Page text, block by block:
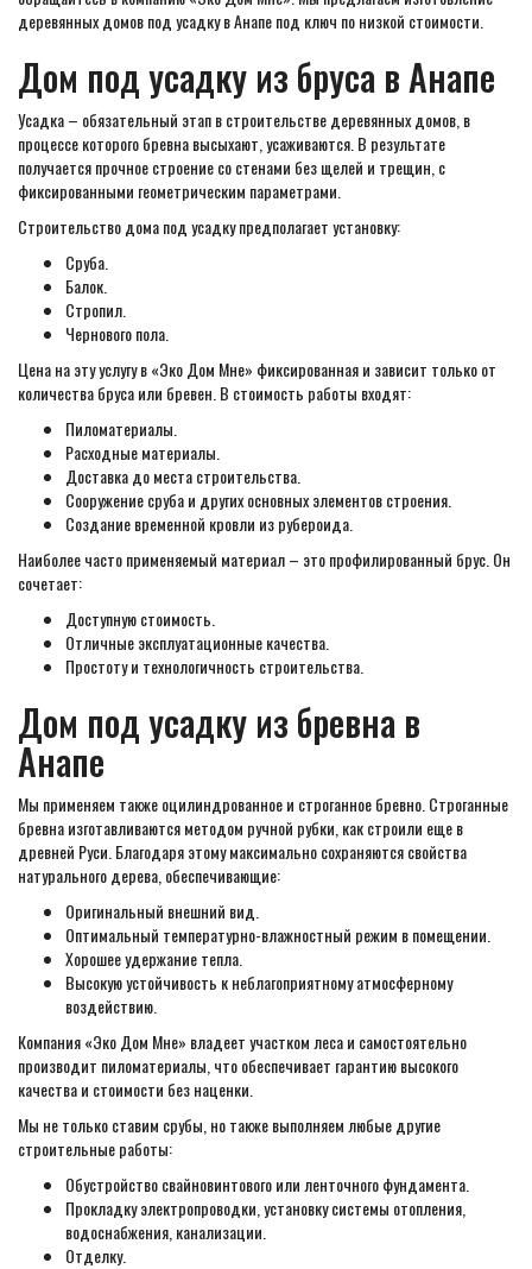
деревянных домов под усадку в Анапе под ключ по низкой стоимости.
Дом под усадку из бруса в Анапе
Усадка – обязательный этап в строительстве деревянных домов, в
процессе которого бревна высыхают, усаживаются. В результате
получается прочное строение со стенами без щелей и трещин, с
фиксированными геометрическим параметрами.
Строительство дома под усадку предполагает установку:
Сруба.
Балок.
Стропил.
Чернового пола.
Цена на эту услугу в «Эко Дом Мне» фиксированная и зависит только от
количества бруса или бревен. В стоимость работы входят:
Пиломатериалы.
Расходные материалы.
Доставка до места строительства.
Сооружение сруба и других основных элементов строения.
Создание временной кровли из рубероида.
Наиболее часто применяемый материал – это профилированный брус. Он
сочетает:
Доступную стоимость.
Отличные эксплуатационные качества.
Простоту и технологичность строительства.
Дом под усадку из бревна в
Анапе
Мы применяем также оцилиндрованное и строганное бревно. Строганные
бревна изготавливаются методом ручной рубки, как строили еще в
древней Руси. Благодаря этому максимально сохраняются свойства
натурального дерева, обеспечивающие:
Оригинальный внешний вид.
Оптимальный температурно-влажностный режим в помещении.
Хорошее удержание тепла.
Высокую устойчивость к неблагоприятному атмосферному
воздействию.
Компания «Эко Дом Мне» владеет участком леса и самостоятельно
производит пиломатериалы, что обеспечивает гарантию высокого
качества и стоимости без наценки.
Мы не только ставим срубы, но также выполняем любые другие
строительные работы:
Обустройство свайновинтового или ленточного фундамента.
Прокладку электропроводки, установку системы отопления,
водоснабжения, канализации.
Отделку.